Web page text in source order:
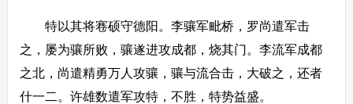
特以其将寋硕守德阳。李骧军毗桥，罗尚遣军击
之，屡为骧所败，骧遂进攻成都，烧其门。李流军成都
之北，尚遣精勇万人攻骧，骧与流合击，大破之，还者
什一二。许雄数遣军攻特，不胜，特势益盛。